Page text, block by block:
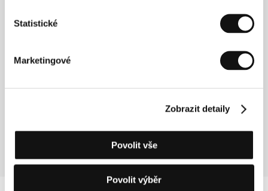
Statistické
Marketingové
Zobrazit detaily
Povolit vše
Povolit výběr
několik reklam. V roce 1999 napsal scénář k filmu
produkci snímek Léto Wang Šušiena.